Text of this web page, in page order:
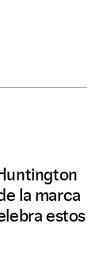
la marca
estos